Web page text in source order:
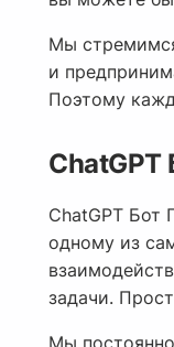
Мы
и
Поэтому
ChatGPT Бот
одному из
задачи.
Мы